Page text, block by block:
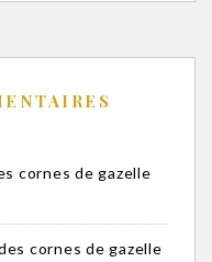
cornes de gazelle
cornes de gazelle